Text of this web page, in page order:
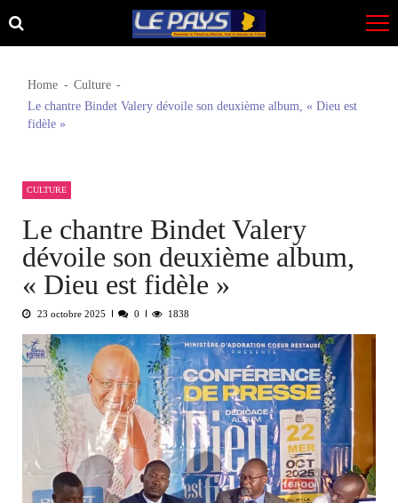
Skip
to
Skip
to
Home
Culture
Le chantre Bindet Valery dévoile son deuxième album, « Dieu est
fidèle »
CULTURE
Le chantre Bindet Valery
dévoile son deuxième album,
« Dieu est fidèle »
23 octobre 2025 0 1838